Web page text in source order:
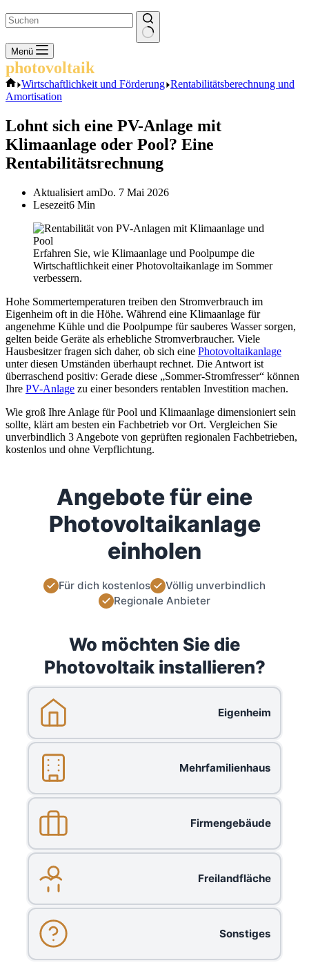
Keine
Ergebnisse
Menü
photovoltaik
Start
Wirtschaftlichkeit und Förderung Rentabilitätsberechnung und
Amortisation
Lohnt sich eine PV-Anlage mit
Klimaanlage oder Pool? Eine
Rentabilitätsrechnung
Aktualisiert amDo. 7 Mai 2026
Lesezeit6 Min
Erfahren Sie, wie Klimaanlage und Poolpumpe die
Wirtschaftlichkeit einer Photovoltaikanlage im Sommer
verbessern.
Hohe Sommertemperaturen treiben den Stromverbrauch im
Eigenheim oft in die Höhe. Während eine Klimaanlage für
angenehme Kühle und die Poolpumpe für sauberes Wasser sorgen,
gelten beide Geräte als erhebliche Stromverbraucher. Viele
Hausbesitzer fragen sich daher, ob sich eine Photovoltaikanlage
unter diesen Umständen überhaupt rechnet. Die Antwort ist
überraschend positiv: Gerade diese „Sommer-Stromfresser“ können
Ihre PV-Anlage zu einer besonders rentablen Investition machen.
Wie groß Ihre Anlage für Pool und Klimaanlage dimensioniert sein
sollte, klärt am besten ein Fachbetrieb vor Ort. Vergleichen Sie
unverbindlich 3 Angebote von geprüften regionalen Fachbetrieben,
kostenlos und ohne Verpflichtung.
Angebote für eine
Photovoltaikanlage
einholen
Für dich kostenlos
Völlig unverbindlich
Regionale Anbieter
Wo möchten Sie die
Photovoltaik installieren?
Eigenheim
Mehrfamilienhaus
Firmengebäude
Freilandfläche
Sonstiges